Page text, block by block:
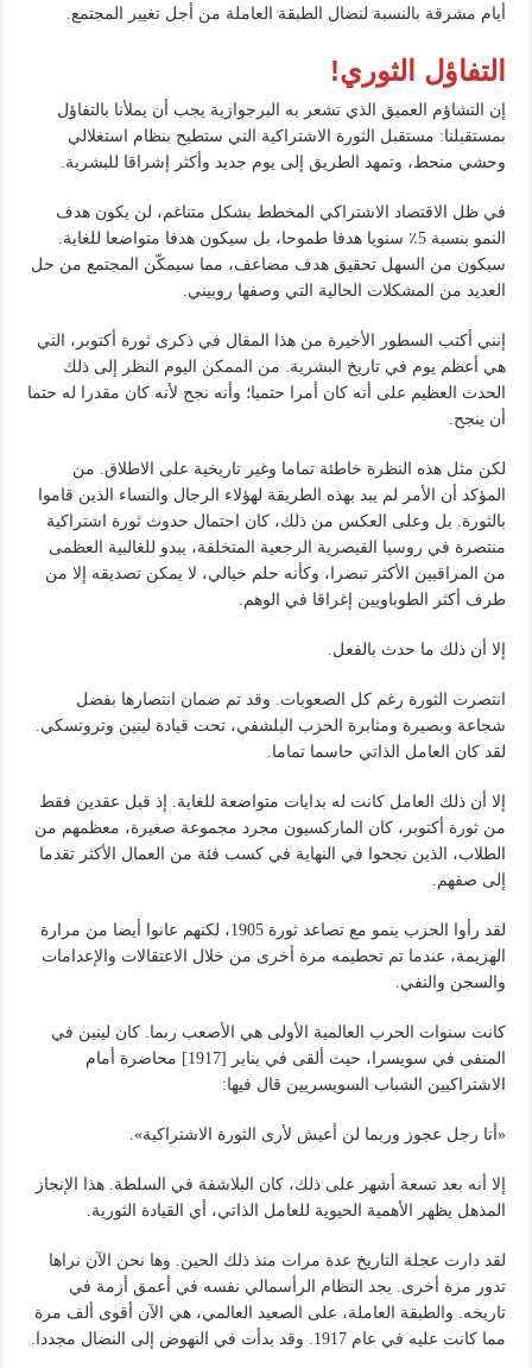
أيام مشرقة بالنسبة لنضال الطبقة العاملة من أجل تغيير المجتمع.
التفاؤل الثوري!
إن التشاؤم العميق الذي تشعر به البرجوازية يجب أن يملأنا بالتفاؤل
بمستقبلنا: مستقبل الثورة الاشتراكية التي ستطيح بنظام استغلالي
وحشي منحط، وتمهد الطريق إلى يوم جديد وأكثر إشراقا للبشرية.
في ظل الاقتصاد الاشتراكي المخطط بشكل متناغم، لن يكون هدف
النمو بنسبة 5٪ سنويا هدفا طموحا، بل سيكون هدفا متواضعا للغاية.
سيكون من السهل تحقيق هدف مضاعف، مما سيمكّن المجتمع من حل
العديد من المشكلات الحالية التي وصفها روبيني.
إنني أكتب السطور الأخيرة من هذا المقال في ذكرى ثورة أكتوبر، التي
هي أعظم يوم في تاريخ البشرية. من الممكن اليوم النظر إلى ذلك
الحدث العظيم على أنه كان أمرا حتميا؛ وأنه نجح لأنه كان مقدرا له حتما
أن ينجح.
لكن مثل هذه النظرة خاطئة تماما وغير تاريخية على الاطلاق. من
المؤكد أن الأمر لم يبد بهذه الطريقة لهؤلاء الرجال والنساء الذين قاموا
بالثورة. بل وعلى العكس من ذلك، كان احتمال حدوث ثورة اشتراكية
منتصرة في روسيا القيصرية الرجعية المتخلفة، يبدو للغالبية العظمى
من المراقبين الأكثر تبصرا، وكأنه حلم خيالي، لا يمكن تصديقه إلا من
طرف أكثر الطوباويين إغراقا في الوهم.
إلا أن ذلك ما حدث بالفعل.
انتصرت الثورة رغم كل الصعوبات. وقد تم ضمان انتصارها بفضل
شجاعة وبصيرة ومثابرة الحزب البلشفي، تحت قيادة لينين وتروتسكي.
لقد كان العامل الذاتي حاسما تماما.
إلا أن ذلك العامل كانت له بدايات متواضعة للغاية. إذ قبل عقدين فقط
من ثورة أكتوبر، كان الماركسيون مجرد مجموعة صغيرة، معظمهم من
الطلاب، الذين نجحوا في النهاية في كسب فئة من العمال الأكثر تقدما
إلى صفهم.
لقد رأوا الحزب ينمو مع تصاعد ثورة 1905، لكنهم عانوا أيضا من مرارة
الهزيمة، عندما تم تحطيمه مرة أخرى من خلال الاعتقالات والإعدامات
والسجن والنفي.
كانت سنوات الحرب العالمية الأولى هي الأصعب ربما. كان لينين في
المنفى في سويسرا، حيث ألقى في يناير [1917] محاضرة أمام
الاشتراكيين الشباب السويسريين قال فيها:
«أنا رجل عجوز وربما لن أعيش لأرى الثورة الاشتراكية».
إلا أنه بعد تسعة أشهر على ذلك، كان البلاشفة في السلطة. هذا الإنجاز
المذهل يظهر الأهمية الحيوية للعامل الذاتي، أي القيادة الثورية.
لقد دارت عجلة التاريخ عدة مرات منذ ذلك الحين. وها نحن الآن نراها
تدور مرة أخرى. يجد النظام الرأسمالي نفسه في أعمق أزمة في
تاريخه. والطبقة العاملة، على الصعيد العالمي، هي الآن أقوى ألف مرة
مما كانت عليه في عام 1917. وقد بدأت في النهوض إلى النضال مجددا.